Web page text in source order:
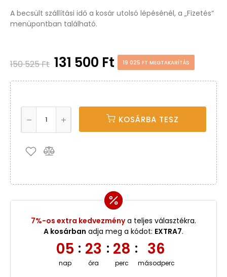
A becsült szállítási idő a kosár utolsó lépésénél, a „Fizetés“
menüpontban található.
150 525 Ft 131 500 Ft 19 025 FT MEGTAKARÍTÁS
KOSÁRBA TESZ
7%-os extra kedvezménya teljes választékra.
A kosárban adja meg a kódot: EXTRA7.
05
nap
: 23
óra
: 28
perc
: 35
másodperc